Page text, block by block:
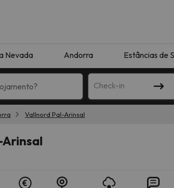
Nevada Andorra Estâncias de
Check-in
Vallnord Pal-Arinsal